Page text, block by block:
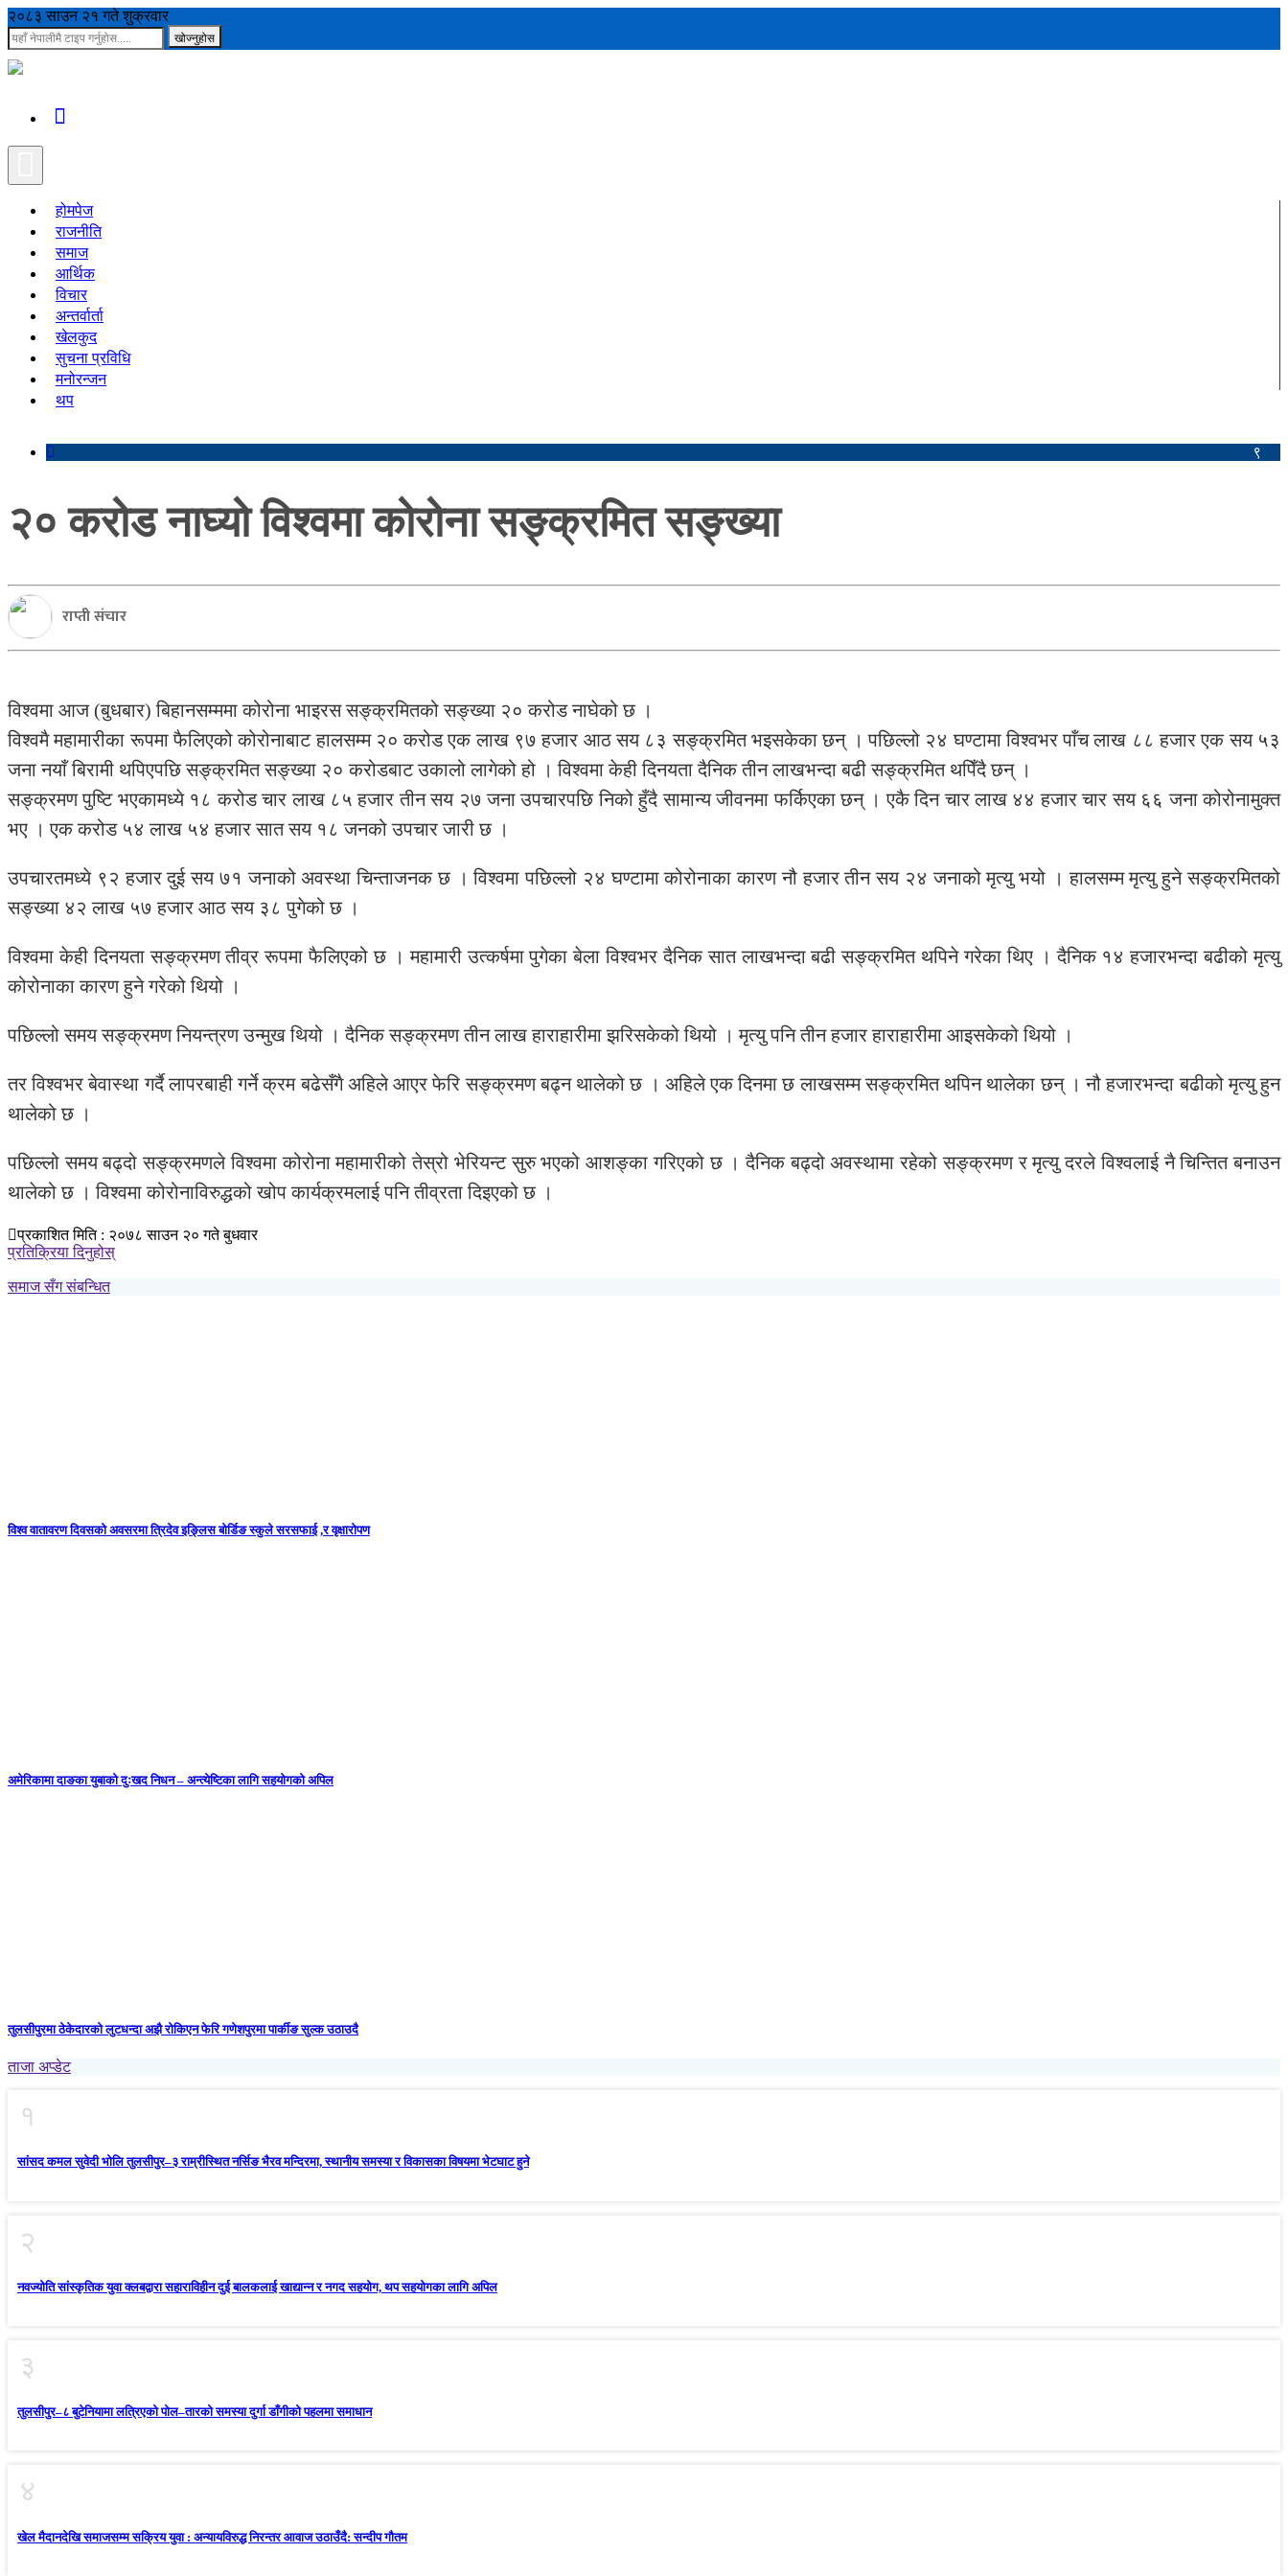
२०८३ साउन २१ गते शुक्रवार
होमपेज
राजनीति
समाज
आर्थिक
विचार
अन्तर्वार्ता
खेलकुद
सुचना प्रविधि
मनोरन्जन
थप
९
२० करोड नाघ्यो विश्वमा कोरोना सङ्क्रमित सङ्ख्या
राप्ती संचार
विश्वमा आज (बुधबार) बिहानसम्ममा कोरोना भाइरस सङ्क्रमितको सङ्ख्या २० करोड नाघेको छ ।
विश्वमै महामारीका रूपमा फैलिएको कोरोनाबाट हालसम्म २० करोड एक लाख ९७ हजार आठ सय ८३ सङ्क्रमित भइसकेका छन् । पछिल्लो २४ घण्टामा विश्वभर पाँच लाख ८८ हजार एक सय ५३
जना नयाँ बिरामी थपिएपछि सङ्क्रमित सङ्ख्या २० करोडबाट उकालो लागेको हो । विश्वमा केही दिनयता दैनिक तीन लाखभन्दा बढी सङ्क्रमित थपिँदै छन् ।
सङ्क्रमण पुष्टि भएकामध्ये १८ करोड चार लाख ८५ हजार तीन सय २७ जना उपचारपछि निको हुँदै सामान्य जीवनमा फर्किएका छन् । एकै दिन चार लाख ४४ हजार चार सय ६६ जना कोरोनामुक्त
भए । एक करोड ५४ लाख ५४ हजार सात सय १८ जनको उपचार जारी छ ।
उपचारतमध्ये ९२ हजार दुई सय ७१ जनाको अवस्था चिन्ताजनक छ । विश्वमा पछिल्लो २४ घण्टामा कोरोनाका कारण नौ हजार तीन सय २४ जनाको मृत्यु भयो । हालसम्म मृत्यु हुने सङ्क्रमितको
सङ्ख्या ४२ लाख ५७ हजार आठ सय ३८ पुगेको छ ।
विश्वमा केही दिनयता सङ्क्रमण तीव्र रूपमा फैलिएको छ । महामारी उत्कर्षमा पुगेका बेला विश्वभर दैनिक सात लाखभन्दा बढी सङ्क्रमित थपिने गरेका थिए । दैनिक १४ हजारभन्दा बढीको मृत्यु
कोरोनाका कारण हुने गरेको थियो ।
पछिल्लो समय सङ्क्रमण नियन्त्रण उन्मुख थियो । दैनिक सङ्क्रमण तीन लाख हाराहारीमा झरिसकेको थियो । मृत्यु पनि तीन हजार हाराहारीमा आइसकेको थियो ।
तर विश्वभर बेवास्था गर्दै लापरबाही गर्ने क्रम बढेसँगै अहिले आएर फेरि सङ्क्रमण बढ्न थालेको छ । अहिले एक दिनमा छ लाखसम्म सङ्क्रमित थपिन थालेका छन् । नौ हजारभन्दा बढीको मृत्यु हुन
थालेको छ ।
पछिल्लो समय बढ्दो सङ्क्रमणले विश्वमा कोरोना महामारीको तेस्रो भेरियन्ट सुरु भएको आशङ्का गरिएको छ । दैनिक बढ्दो अवस्थामा रहेको सङ्क्रमण र मृत्यु दरले विश्वलाई नै चिन्तित बनाउन
थालेको छ । विश्वमा कोरोनाविरुद्धको खोप कार्यक्रमलाई पनि तीव्रता दिइएको छ ।
प्रकाशित मिति : २०७८ साउन २० गते बुधवार
प्रतिक्रिया दिनुहोस्
समाज सँग संबन्धित
विश्व वातावरण दिवसको अवसरमा त्रिदेव इङ्लिस बोर्डिङ स्कुले सरसफाई ,र वृक्षारोपण
अमेरिकामा दाङका युबाको दुःखद निधन – अन्त्येष्टिका लागि सहयोगको अपिल
तुलसीपुरमा ठेकेदारको लुटधन्दा अझै रोकिएन फेरि गणेशपुरमा पार्कीङ सुल्क उठाउदै
ताजा अप्डेट
१
सांसद कमल सुवेदी भोलि तुलसीपुर–३ राम्रीस्थित नर्सिङ भैरव मन्दिरमा, स्थानीय समस्या र विकासका विषयमा भेटघाट हुने
२
नवज्योति सांस्कृतिक युवा क्लबद्वारा सहाराविहीन दुई बालकलाई खाद्यान्न र नगद सहयोग, थप सहयोगका लागि अपिल
३
तुलसीपुर–८ बुटेनियामा लत्रिएको पोल–तारको समस्या दुर्गा डाँगीको पहलमा समाधान
४
खेल मैदानदेखि समाजसम्म सक्रिय युवा : अन्यायविरुद्ध निरन्तर आवाज उठाउँदै: सन्दीप गौतम